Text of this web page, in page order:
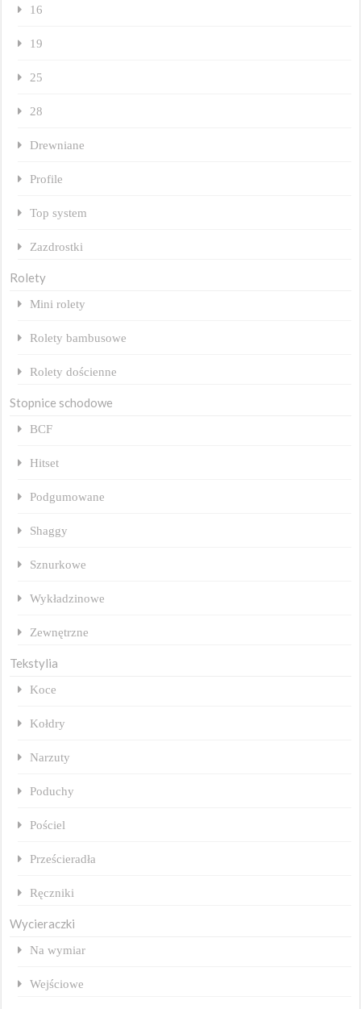
16
19
25
28
Drewniane
Profile
Top system
Zazdrostki
Rolety
Mini rolety
Rolety bambusowe
Rolety dościenne
Stopnice schodowe
BCF
Hitset
Podgumowane
Shaggy
Sznurkowe
Wykładzinowe
Zewnętrzne
Tekstylia
Koce
Kołdry
Narzuty
Poduchy
Pościel
Prześcieradła
Ręczniki
Wycieraczki
Na wymiar
Wejściowe